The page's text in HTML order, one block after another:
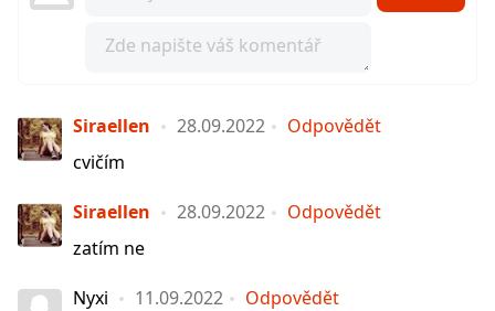
Siraellen 28.09.2022
Odpovědět
cvičím
Siraellen 28.09.2022
Odpovědět
zatím ne
Nyxi 11.09.2022
Odpovědět